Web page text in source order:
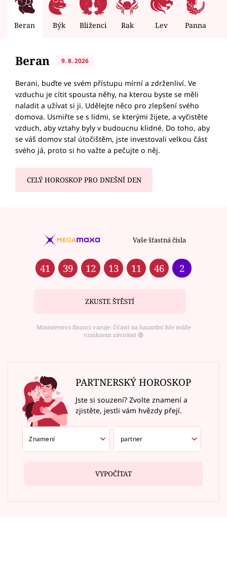
Beran Býk Blíženci Rak Lev Panna
Beran 9. 8. 2026
Berani, buďte ve svém přístupu mírní a zdrženliví. Ve
vzduchu je cítit spousta něhy, na kterou byste se měli
naladit a užívat si ji. Udělejte něco pro zlepšení svého
domova. Usmiřte se s lidmi, se kterými žijete, a vyčistěte
vzduch, aby vztahy byly v budoucnu klidné. Do toho, aby
se váš domov stal útočištěm, jste investovali velkou část
svého já, proto si ho važte a pečujte o něj.
CELÝ HOROSKOP PRO DNEŠNÍ DEN
Vaše šťastná čísla
41 39 12 13 11 46 2
ZKUSTE ŠTĚSTÍ
Ministerstvo financí varuje: Účastí na hazardní hře může
vzniknout závislost ⑱
PARTNERSKÝ HOROSKOP
Jste si souzení? Zvolte znamení a
zjistěte, jestli vám hvězdy přejí.
VYPOČÍTAT